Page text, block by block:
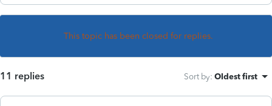
This topic has been closed for replies.
11 replies Sort by: Oldest first